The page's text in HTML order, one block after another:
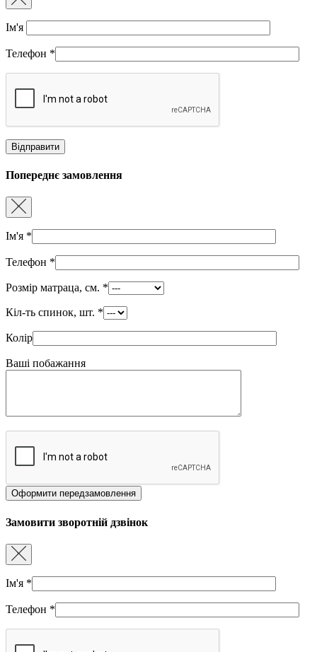
Ім'я
Телефон *
Попереднє замовлення
Ім'я *
Телефон *
Розмір матраца, см. *
Кіл-ть спинок, шт. *
Колір
Ваші побажання
Замовити зворотній дзвінок
Ім'я *
Телефон *